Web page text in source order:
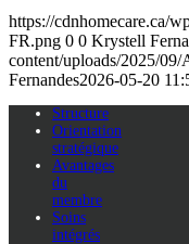
https://cdnhomecare.ca/
FR.png 0 0 Krystell
content/uploads/2025/
Fernandes2026-05-20
Structure
Orientation
stratégique
Avantages
du
membre
Soins
intégrés